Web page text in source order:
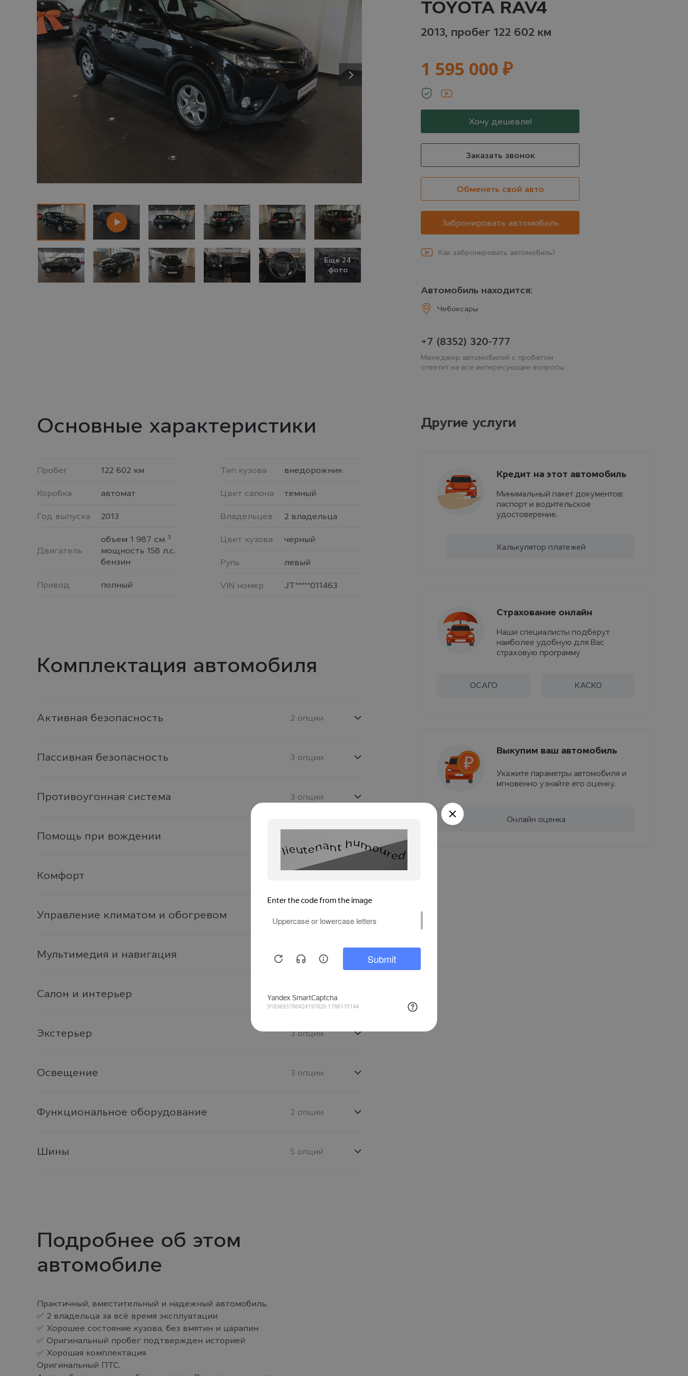
LIFAN
2 авто 13 авто 22 авто
SKODA
21 авто
SOLARIS
1 авто
2 авто 6 авто
UAZ VOLKSWAGEN
ГАЗ
TOYOTA RAV4
2013, пробег 122 602 км
Еще 24
фото
1 595 000 ₽
Хочу дешевле!
Заказать звонок
Обменять свой авто
Забронировать автомобиль
Как забронировать автомобиль?
Автомобиль находится:
Чебоксары
+7 (8352) 320-777
Менеджер автомобилей с пробегом
ответит на все интересующие вопросы
Основные характеристики
Пробег 122 602 км
Коробка автомат
Год выпуска 2013
Двигатель
объем 1 987 см 3
мощность 158 л.с.
бензин
Привод полный
Тип кузова внедорожник
Цвет салона темный
Владельцев 2 владельца
Цвет кузова черный
Руль левый
VIN номер JT*****011463
Комплектация автомобиля
Активная безопасность 2 опции
Пассивная безопасность 3 опции
Противоугонная система 3 опции
Помощь при вождении
Комфорт
Управление климатом и обогревом
Мультимедия и навигация 11 опций
Салон и интерьер 6 опций
Экстерьер 3 опции
Освещение 3 опции
Функциональное оборудование 2 опции
Шины 5 опций
Другие услуги
Кредит на этот автомобиль
Минимальный пакет документов:
паспорт и водительское
удостоверение.
Калькулятор платежей
Страхование онлайн
Наши специалисты подберут
наиболее удобную для Вас
страховую программу
ОСАГО КАСКО
Выкупим ваш автомобиль
Укажите параметры автомобиля и
мгновенно узнайте его оценку.
Онлайн оценка
Подробнее об этом
автомобиле
Практичный, вместительный и надежный автомобиль.
✅ 2 владельца за всё время эксплуатации
✅ Хорошее состояние кузова, без вмятин и царапин
✅ Оригинальный пробег подтвержден историей
✅ Хорошая комплектация
Оригинальный ПТС.